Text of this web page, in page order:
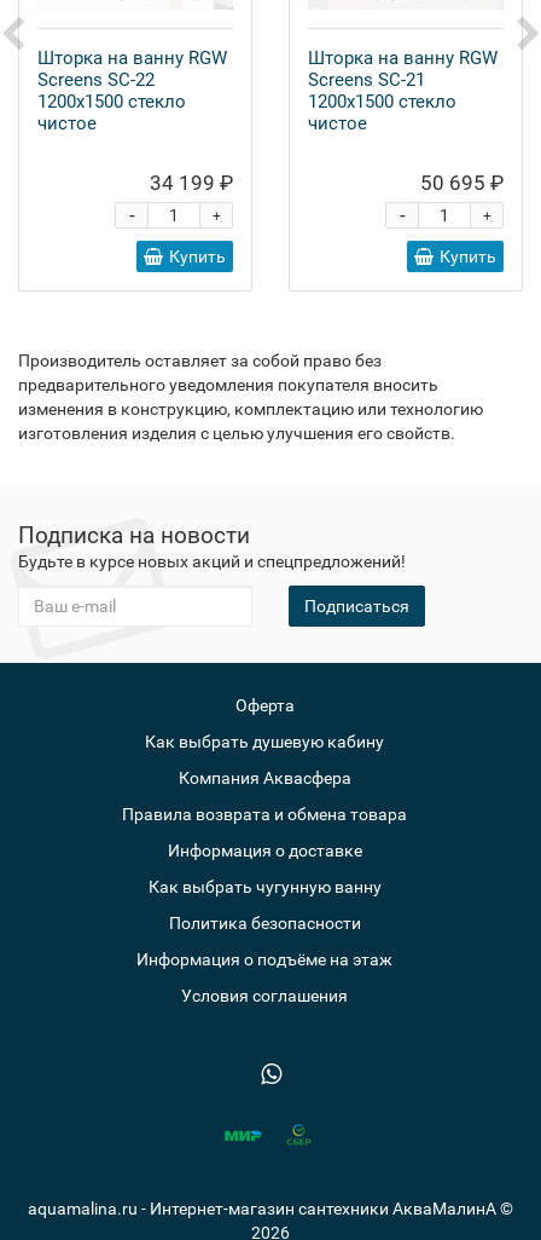
Шторка на ванну RGW
Screens SC-22
1200x1500 стекло
чистое
34 199 ₽
+
-
Купить
Шторка на ванну RGW
Screens SC-21
1200x1500 стекло
чистое
50 695 ₽
+
-
Купить
Производитель оставляет за собой право без
предварительного уведомления покупателя вносить
изменения в конструкцию, комплектацию или технологию
изготовления изделия с целью улучшения его свойств.
Подписка на новости
Будьте в курсе новых акций и спецпредложений!
Подписаться
Оферта
Как выбрать душевую кабину
Компания Аквасфера
Правила возврата и обмена товара
Информация о доставке
Как выбрать чугунную ванну
Политика безопасности
Информация о подъёме на этаж
Условия соглашения
aquamalina.ru - Интернет-магазин сантехники АкваМалинА ©
2026